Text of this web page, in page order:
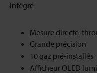
intégré
Mesure directe
Grande précision
10 gaz pré-installés
Afficheur OLED